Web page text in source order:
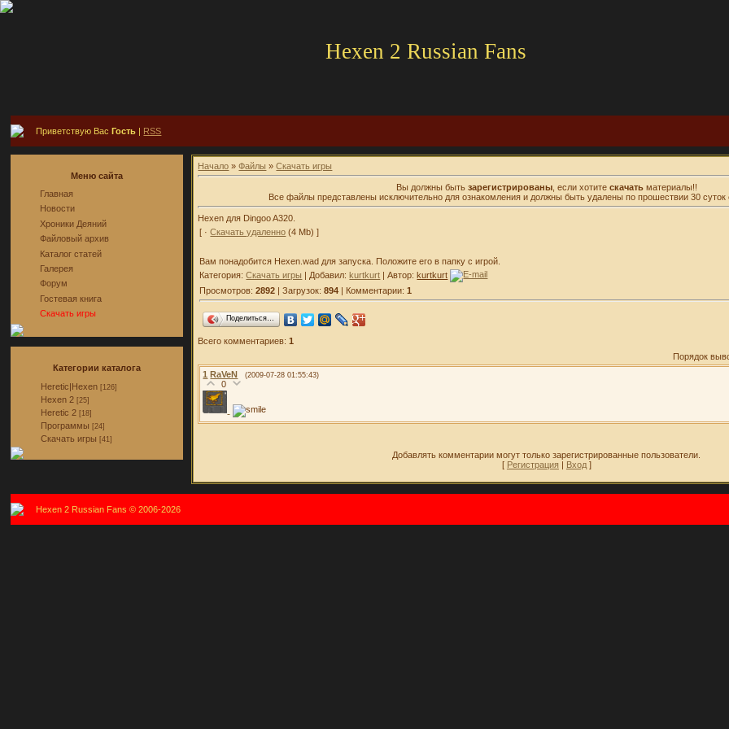
Hexen 2 Russian Fans
Приветствую ВасГость | RSS
Меню сайта
Главная
Новости
Хроники Деяний
Файловый архив
Каталог статей
Галерея
Форум
Гостевая книга
Скачать игры
Категории каталога
Heretic|Hexen [126]
Hexen 2 [25]
Heretic 2 [18]
Программы [24]
Скачать игры [41]
Начало »Файлы »Скачать игры
Вы должны быть зарегистрированы, если хотите скачатьматериалы!!
Все файлы представлены исключительно для ознакомления и должны быть удалены по прошествии 30 суток
Hexen для Dingoo A320.
[ ·Скачать удаленно (4 Mb) ]
Вам понадобится Hexen.wad для запуска. Положите его в папку с игрой.
Категория:Скачать игры | Добавил:kurtkurt | Автор:kurtkurt
Просмотров:2892 | Загрузок:894 | Комментарии:1
Поделиться…
Всего комментариев:1
Порядок
1 RaVeN (2009-07-28 01:55:43)
0
Добавлять комментарии могут только зарегистрированные пользователи.
[ Регистрация | Вход]
Hexen 2 Russian Fans © 2006-2026